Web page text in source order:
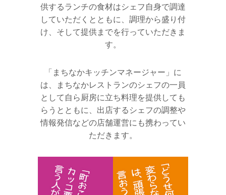
供するランチの食材はシェフ自身で調達
していただくとともに、調理から盛り付
け、そして提供までを行っていただきま
す。
「まちなかキッチンマネージャー」に
は、まちなかレストランのシェフの一員
として自ら厨房に立ち料理を提供しても
らうとともに、出店するシェフの調整や
情報発信などの店舗運営にも携わってい
ただきます。